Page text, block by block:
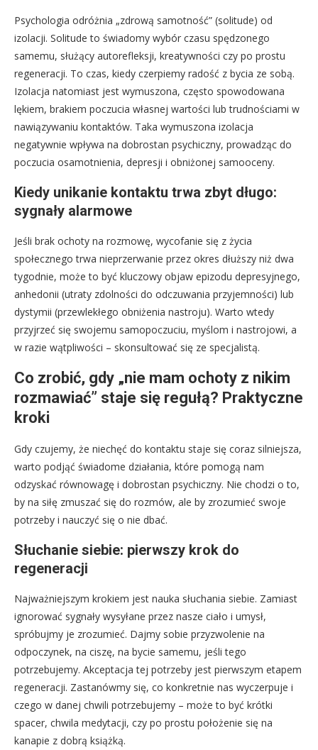
Psychologia odróżnia „zdrową samotność” (solitude) od
izolacji. Solitude to świadomy wybór czasu spędzonego
samemu, służący autorefleksji, kreatywności czy po prostu
regeneracji. To czas, kiedy czerpiemy radość z bycia ze sobą.
Izolacja natomiast jest wymuszona, często spowodowana
lękiem, brakiem poczucia własnej wartości lub trudnościami w
nawiązywaniu kontaktów. Taka wymuszona izolacja
negatywnie wpływa na dobrostan psychiczny, prowadząc do
poczucia osamotnienia, depresji i obniżonej samooceny.
Kiedy unikanie kontaktu trwa zbyt długo:
sygnały alarmowe
Jeśli brak ochoty na rozmowę, wycofanie się z życia
społecznego trwa nieprzerwanie przez okres dłuższy niż dwa
tygodnie, może to być kluczowy objaw epizodu depresyjnego,
anhedonii (utraty zdolności do odczuwania przyjemności) lub
dystymii (przewlekłego obniżenia nastroju). Warto wtedy
przyjrzeć się swojemu samopoczuciu, myślom i nastrojowi, a
w razie wątpliwości – skonsultować się ze specjalistą.
Co zrobić, gdy „nie mam ochoty z nikim
rozmawiać” staje się regułą? Praktyczne
kroki
Gdy czujemy, że niechęć do kontaktu staje się coraz silniejsza,
warto podjąć świadome działania, które pomogą nam
odzyskać równowagę i dobrostan psychiczny. Nie chodzi o to,
by na siłę zmuszać się do rozmów, ale by zrozumieć swoje
potrzeby i nauczyć się o nie dbać.
Słuchanie siebie: pierwszy krok do
regeneracji
Najważniejszym krokiem jest nauka słuchania siebie. Zamiast
ignorować sygnały wysyłane przez nasze ciało i umysł,
spróbujmy je zrozumieć. Dajmy sobie przyzwolenie na
odpoczynek, na ciszę, na bycie samemu, jeśli tego
potrzebujemy. Akceptacja tej potrzeby jest pierwszym etapem
regeneracji. Zastanówmy się, co konkretnie nas wyczerpuje i
czego w danej chwili potrzebujemy – może to być krótki
spacer, chwila medytacji, czy po prostu położenie się na
kanapie z dobrą książką.